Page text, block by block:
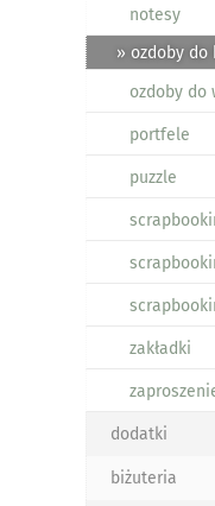
notesy
» ozdoby do
ozdoby do
portfele
puzzle
zakładki
dodatki
biżuteria